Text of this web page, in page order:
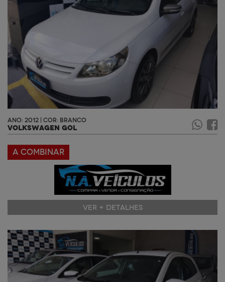
ANO: 2012 | COR: BRANCO
VOLKSWAGEN GOL
A COMBINAR
VER + DETALHES